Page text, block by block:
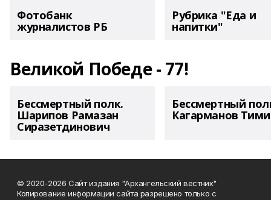
Фотобанк
журналистов РБ
Рубрика "Еда и
напитки"
Великой Победе - 77!
Бессмертный полк.
Шарипов Рамазан
Сиразетдинович
Бессмертный
Кагарманов
© 2020-2026 Сайт издания "Архангельский вестник"
Копирование информации сайта разрешено только с